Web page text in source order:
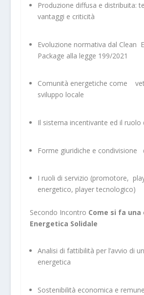
Produzione diffusa e distribuita:
vantaggi e criticità
Evoluzione normativa dal Clean
Package alla legge 199/2021
Comunità energetiche come
sviluppo locale
Il sistema incentivante ed il ruolo
Forme giuridiche e condivisione
I ruoli di servizio (promotore,
energetico, player tecnologico)
Secondo Incontro Come si fa
Energetica Solidale
Analisi di fattibilità per l’avvio di
energetica
Sostenibilità economica e